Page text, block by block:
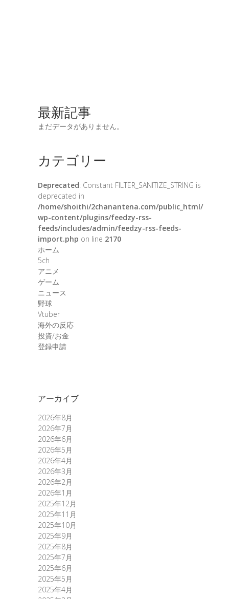
最新記事
まだデータがありません。
カテゴリー
Deprecated: Constant FILTER_SANITIZE_STRING is
deprecated in
/home/shoithi/2chanantena.com/public_html/
wp-content/plugins/feedzy-rss-
feeds/includes/admin/feedzy-rss-feeds-
import.php on line 2170
ホーム
5ch
アニメ
ゲーム
ニュース
野球
Vtuber
海外の反応
投資/お金
登録申請
アーカイブ
2026年8月
2026年7月
2026年6月
2026年5月
2026年4月
2026年3月
2026年2月
2026年1月
2025年12月
2025年11月
2025年10月
2025年9月
2025年8月
2025年7月
2025年6月
2025年5月
2025年4月